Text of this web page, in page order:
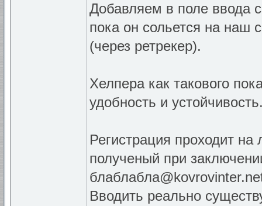
Добавляем в поле ввода
пока он сольется на наш
(через ретрекер).
Хелпера как такового
удобность и
Регистрация проходит
полученый при
Вводить реально